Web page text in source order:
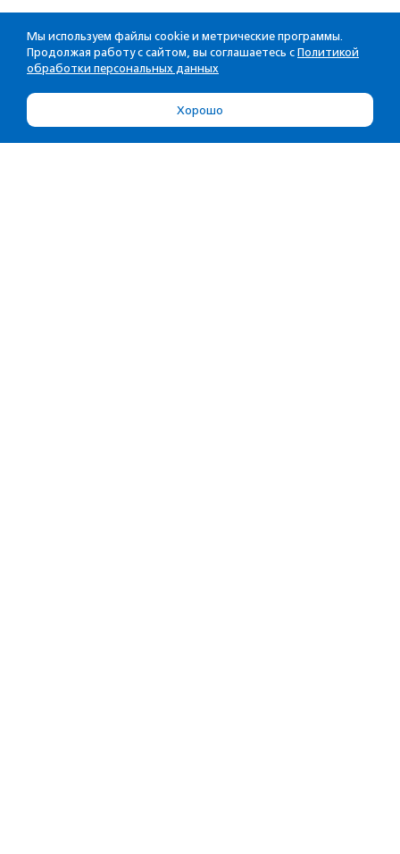
Мы используем файлы cookie и метрические программы.
Продолжая работу с сайтом, вы соглашаетесь с Политикой
обработки персональных данных
Хорошо